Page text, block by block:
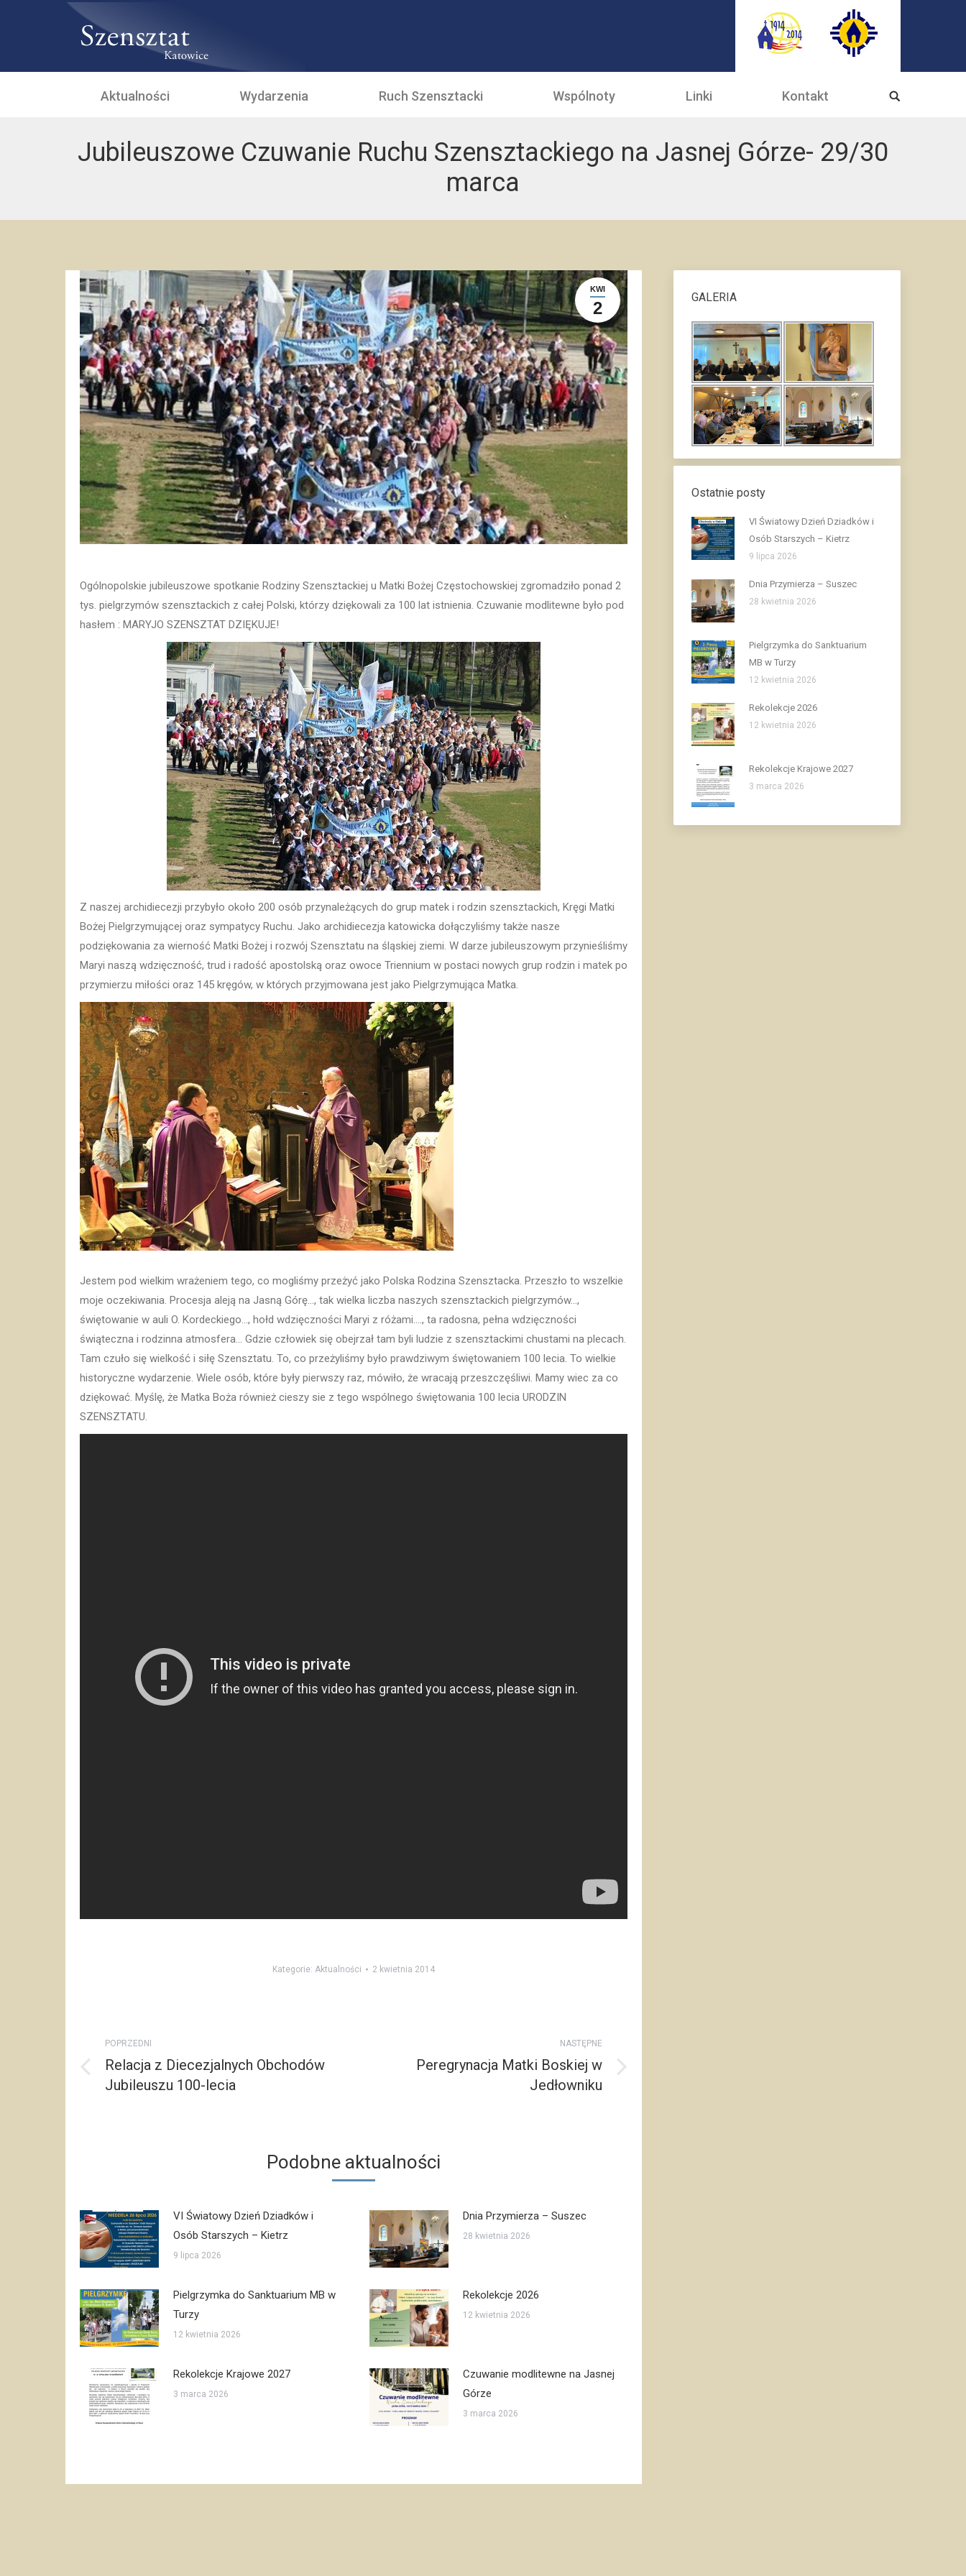
Aktualności Wydarzenia Ruch Szensztacki Wspólnoty Linki Kontakt
Jubileuszowe Czuwanie Ruchu Szensztackiego na Jasnej Górze- 29/30
marca
KWI
2
Ogólnopolskie jubileuszowe spotkanie Rodziny Szensztackiej u Matki Bożej Częstochowskiej zgromadziło ponad 2
tys. pielgrzymów szensztackich z całej Polski, którzy dziękowali za 100 lat istnienia. Czuwanie modlitewne było pod
hasłem : MARYJO SZENSZTAT DZIĘKUJE!
Z naszej archidiecezji przybyło około 200 osób przynależących do grup matek i rodzin szensztackich, Kręgi Matki
Bożej Pielgrzymującej oraz sympatycy Ruchu. Jako archidiecezja katowicka dołączyliśmy także nasze
podziękowania za wierność Matki Bożej i rozwój Szensztatu na śląskiej ziemi. W darze jubileuszowym przynieśliśmy
Maryi naszą wdzięczność, trud i radość apostolską oraz owoce Triennium w postaci nowych grup rodzin i matek po
przymierzu miłości oraz 145 kręgów, w których przyjmowana jest jako Pielgrzymująca Matka.
Jestem pod wielkim wrażeniem tego, co mogliśmy przeżyć jako Polska Rodzina Szensztacka. Przeszło to wszelkie
moje oczekiwania. Procesja aleją na Jasną Górę…, tak wielka liczba naszych szensztackich pielgrzymów…,
świętowanie w auli O. Kordeckiego…, hołd wdzięczności Maryi z różami…., ta radosna, pełna wdzięczności
świąteczna i rodzinna atmosfera… Gdzie człowiek się obejrzał tam byli ludzie z szensztackimi chustami na plecach.
Tam czuło się wielkość i siłę Szensztatu. To, co przeżyliśmy było prawdziwym świętowaniem 100 lecia. To wielkie
historyczne wydarzenie. Wiele osób, które były pierwszy raz, mówiło, że wracają przeszczęśliwi. Mamy wiec za co
dziękować. Myślę, że Matka Boża również cieszy sie z tego wspólnego świętowania 100 lecia URODZIN
SZENSZTATU.
Kategorie: Aktualności 2 kwietnia 2014
navigation
POPRZEDNI
Poprzedni
post:
Relacja z Diecezjalnych Obchodów
Jubileuszu 100-lecia
NASTĘPNE
NastępnyPeregrynacja Matki Boskiej w
Jedłowniku
Podobne aktualności
VI Światowy Dzień Dziadków i
Osób Starszych – Kietrz
9 lipca 2026
Dnia Przymierza – Suszec
28 kwietnia 2026
Pielgrzymka do Sanktuarium MB w
Turzy
12 kwietnia 2026
Rekolekcje 2026
12 kwietnia 2026
Rekolekcje Krajowe 2027
3 marca 2026
Czuwanie modlitewne na Jasnej
Górze
3 marca 2026
GALERIA
Ostatnie posty
VI Światowy Dzień Dziadków i
Osób Starszych – Kietrz
9 lipca 2026
Dnia Przymierza – Suszec
28 kwietnia 2026
Pielgrzymka do Sanktuarium
MB w Turzy
12 kwietnia 2026
Rekolekcje 2026
12 kwietnia 2026
Rekolekcje Krajowe 2027
3 marca 2026